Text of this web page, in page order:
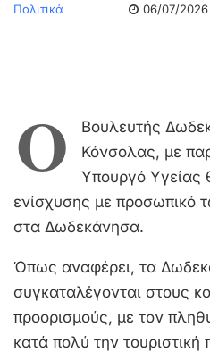
Πολιτικά 06/07/2026
Ο
Βουλευτής
Κόνσολας, με
Υπουργό Υγείας
ενίσχυσης με προσωπικό
στα Δωδεκάνησα.
Όπως αναφέρει, τα
συγκαταλέγονται στους
προορισμούς, με τον
κατά πολύ την τουριστική